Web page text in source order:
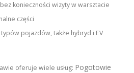
konieczności wizyty w warsztacie
części
typów pojazdów, także hybryd i EV
oferuje wiele usług: Pogotowie